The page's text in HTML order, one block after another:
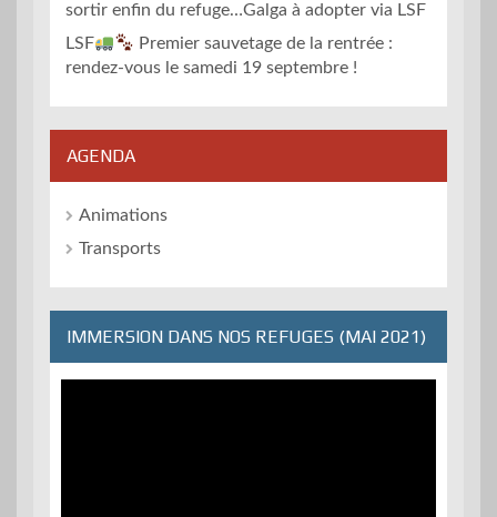
sortir enfin du refuge…Galga à adopter via LSF
LSF
Premier sauvetage de la rentrée :
rendez-vous le samedi 19 septembre !
AGENDA
Animations
Transports
IMMERSION DANS NOS REFUGES (MAI 2021)